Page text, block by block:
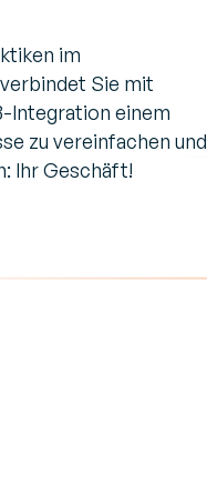
im
Sie mit
Integration einem
zu vereinfachen und
Ihr Geschäft!